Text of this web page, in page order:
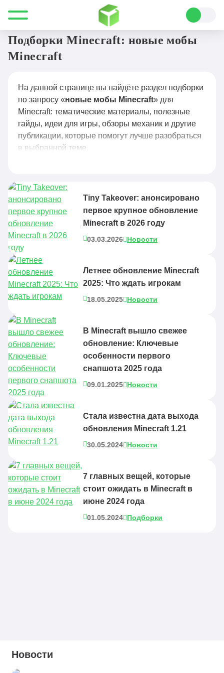
Все для Minecraft новые мобы Minecraft
Подборки Minecraft: новые мобы
Minecraft
На данной странице вы найдёте раздел подборки
по запросу «новые мобы Minecraft» для
Minecraft: тематические материалы, полезные
гайды, идеи для игры, обзоры механик и другие
публикации, которые помогут лучше разобраться
в выбранной теме.
Tiny Takeover: анонсировано
первое крупное обновление
Minecraft в 2026 году
03.03.2026 Новости
Летнее обновление Minecraft
2025: Что ждать игрокам
18.05.2025 Новости
В Minecraft вышло свежее
обновление: Ключевые
особенности первого
снапшота 2025 года
09.01.2025 Новости
Стала известна дата выхода
обновления Minecraft 1.21
30.05.2024 Новости
7 главных вещей, которые
стоит ожидать в Minecraft в
июне 2024 года
01.05.2024 Подборки
Новости